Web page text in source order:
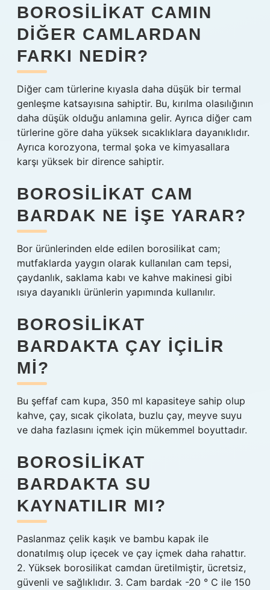
BOROSILIKAT CAMIN
DIĞER CAMLARDAN
FARKI NEDIR?
Diğer cam türlerine kıyasla daha düşük bir termal
genleşme katsayısına sahiptir. Bu, kırılma olasılığının
daha düşük olduğu anlamına gelir. Ayrıca diğer cam
türlerine göre daha yüksek sıcaklıklara dayanıklıdır.
Ayrıca korozyona, termal şoka ve kimyasallara
karşı yüksek bir dirence sahiptir.
BOROSILIKAT CAM
BARDAK NE IŞE YARAR?
Bor ürünlerinden elde edilen borosilikat cam;
mutfaklarda yaygın olarak kullanılan cam tepsi,
çaydanlık, saklama kabı ve kahve makinesi gibi
ısıya dayanıklı ürünlerin yapımında kullanılır.
BOROSILIKAT
BARDAKTA ÇAY IÇILIR
MI?
Bu şeffaf cam kupa, 350 ml kapasiteye sahip olup
kahve, çay, sıcak çikolata, buzlu çay, meyve suyu
ve daha fazlasını içmek için mükemmel boyuttadır.
BOROSILIKAT
BARDAKTA SU
KAYNATILIR MI?
Paslanmaz çelik kaşık ve bambu kapak ile
donatılmış olup içecek ve çay içmek daha rahattır.
2. Yüksek borosilikat camdan üretilmiştir, ücretsiz,
güvenli ve sağlıklıdır. 3. Cam bardak -20 ° C ile 150